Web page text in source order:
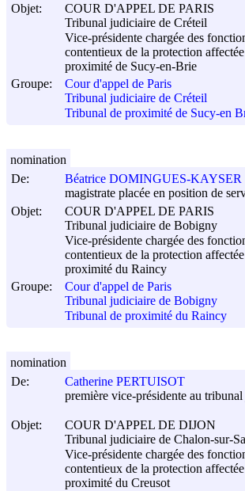
Objet:
COUR D'APPEL DE PARIS
Tribunal judiciaire de Créteil
Vice-présidente chargée des
contentieux de la protection
proximité de Sucy-en-Brie
Groupe:
Cour d'appel de Paris
Tribunal judiciaire de Créteil
Tribunal de proximité de Sucy-en
De:
Béatrice DOMINGUES-KAYSER
magistrate placée en position de
Objet:
COUR D'APPEL DE PARIS
Tribunal judiciaire de Bobigny
Vice-présidente chargée des
contentieux de la protection
proximité du Raincy
Groupe:
Cour d'appel de Paris
Tribunal judiciaire de Bobigny
Tribunal de proximité du Raincy
nomination
De:
Catherine PERTUISOT
première vice-présidente au
Objet:
COUR D'APPEL DE DIJON
Tribunal judiciaire de Chalon-sur-
Vice-présidente chargée des
contentieux de la protection
proximité du Creusot
nomination